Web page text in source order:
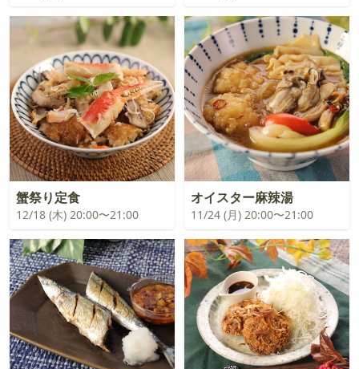
蟹祭り定食
12/18 (木) 20:00〜21:00
オイスター麻辣湯
11/24 (月) 20:00〜21:00